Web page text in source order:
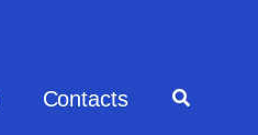
Contacts